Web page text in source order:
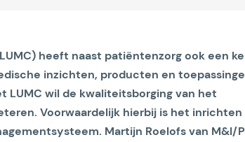
heeft naast patiëntenzorg ook een
inzichten, producten en
LUMC wil de kwaliteitsborging van het
Voorwaardelijk hierbij is het inrichten
Martijn Roelofs van M&I/